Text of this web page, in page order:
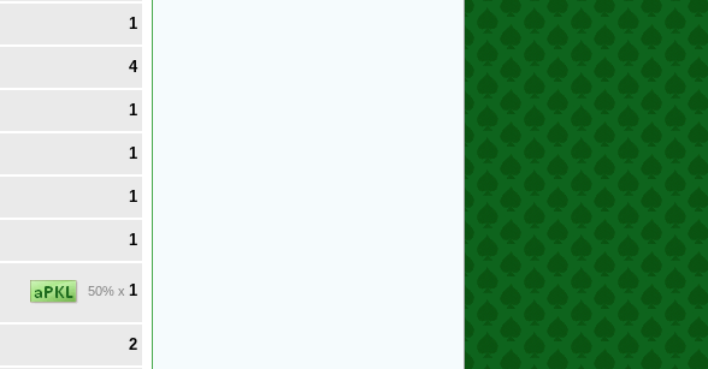
1
4
1
1
1
1
50% x 1
2